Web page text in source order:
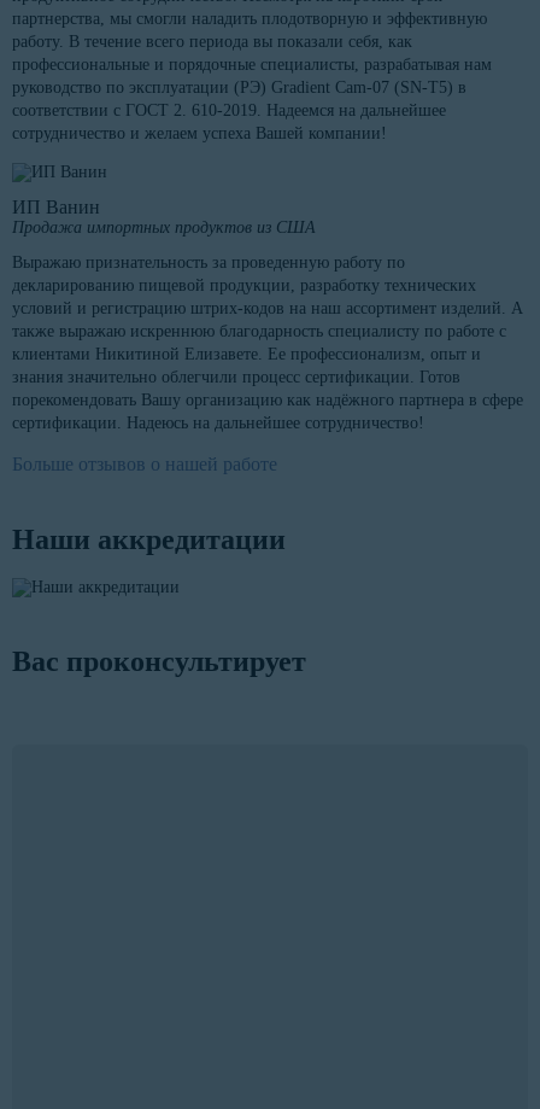
партнерства, мы смогли наладить плодотворную и эффективную
работу. В течение всего периода вы показали себя, как
профессиональные и порядочные специалисты, разрабатывая нам
руководство по эксплуатации (РЭ) Gradient Cam-07 (SN-T5) в
соответствии с ГОСТ 2. 610-2019. Надеемся на дальнейшее
сотрудничество и желаем успеха Вашей компании!
ИП Ванин
Продажа импортных продуктов из США
Выражаю признательность за проведенную работу по
декларированию пищевой продукции, разработку технических
условий и регистрацию штрих-кодов на наш ассортимент изделий. А
также выражаю искреннюю благодарность специалисту по работе с
клиентами Никитиной Елизавете. Ее профессионализм, опыт и
знания значительно облегчили процесс сертификации. Готов
порекомендовать Вашу организацию как надёжного партнера в сфере
сертификации. Надеюсь на дальнейшее сотрудничество!
Больше отзывов о нашей работе
Наши аккредитации
Вас проконсультирует